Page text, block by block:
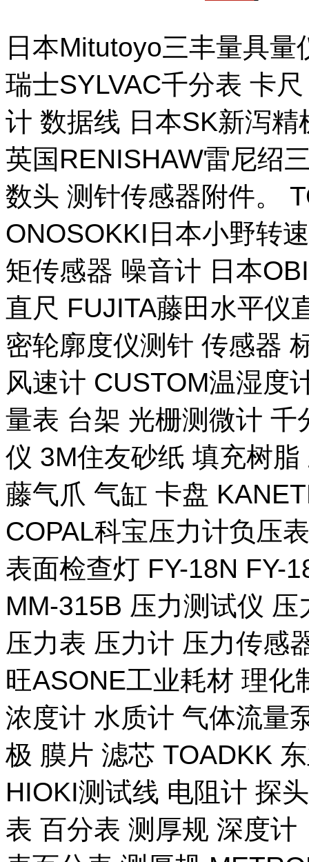
日本Mitutoyo三丰量具
瑞士SYLVAC千分表 卡
计 数据线 日本SK新泻
英国RENISHAW雷尼绍
数头 测针传感器附件。
ONOSOKKI日本小野转
矩传感器 噪音计 日本
直尺 FUJITA藤田水平仪
密轮廓度仪测针 传感器
风速计 CUSTOM温湿度
量表 台架 光栅测微计
仪 3M住友砂纸 填充树
藤气爪 气缸 卡盘
COPAL科宝压力计负压
表面检查灯 FY-18N FY-
MM-315B 压力测试仪
压力表 压力计 压力传感
旺ASONE工业耗材 理化
浓度计 水质计 气体流量
极 膜片 滤芯 TOADKK
HIOKI测试线 电阻计 探
表 百分表 测厚规 深度